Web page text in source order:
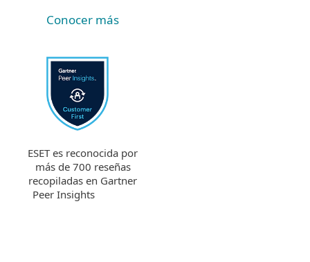
Conocer más
ESET es reconocida por
más de 700 reseñas
recopiladas en Gartner
Peer Insights